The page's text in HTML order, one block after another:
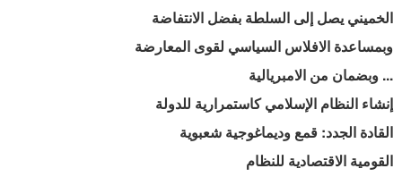
الخميني يصل إلى السلطة بفضل الانتفاضة
وبمساعدة الافلاس السياسي لقوى المعارضة
... وبضمان من الامبريالية
إنشاء النظام الإسلامي كاستمرارية للدولة
القادة الجدد: قمع وديماغوجية شعبوية
القومية الاقتصادية للنظام